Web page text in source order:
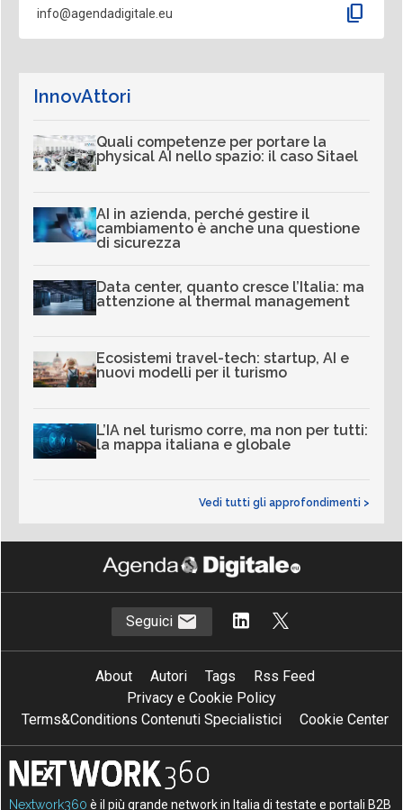
info@agendadigitale.eu content_copy
InnovAttori
Quali competenze per portare la
physical AI nello spazio: il caso Sitael
AI in azienda, perché gestire il
cambiamento è anche una questione
di sicurezza
Data center, quanto cresce l’Italia: ma
attenzione al thermal management
Ecosistemi travel-tech: startup, AI e
nuovi modelli per il turismo
L’IA nel turismo corre, ma non per tutti:
la mappa italiana e globale
Vedi tutti gli approfondimenti >
Seguici
About Autori Tags
Rss Feed
Privacy e Cookie Policy
Terms&Conditions Contenuti Specialistici
Cookie Center
Nextwork360 è il più grande network in Italia di testate e portali B2B